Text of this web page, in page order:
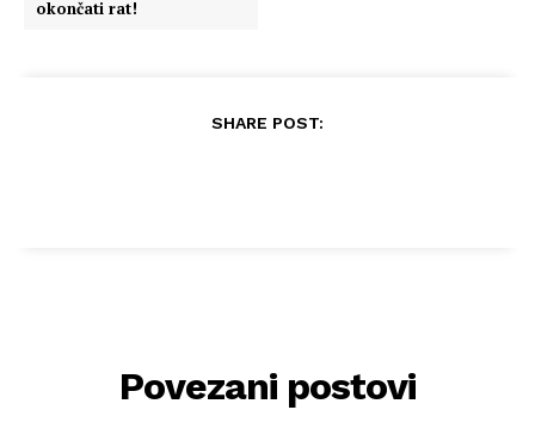
okončati rat!
SHARE POST:
Povezani postovi